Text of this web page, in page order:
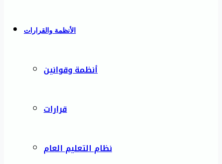
الأنظمة والقرارات
أنظمة وقوانين
قرارات
نظام التعليم العام